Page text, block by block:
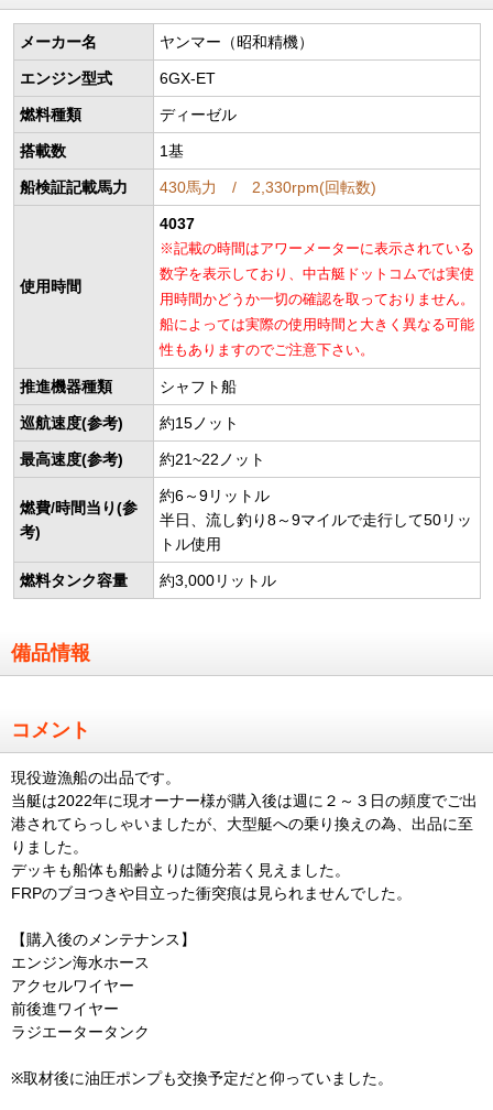
メーカー名 ヤンマー（昭和精機）
エンジン型式 6GX-ET
燃料種類 ディーゼル
搭載数 1基
船検証記載馬力 430馬力 / 2,330rpm(回転数)
使用時間
4037
※記載の時間はアワーメーターに表示されている
数字を表示しており、中古艇ドットコムでは実使
用時間かどうか一切の確認を取っておりません。
船によっては実際の使用時間と大きく異なる可能
性もありますのでご注意下さい。
推進機器種類 シャフト船
巡航速度(参考) 約15ノット
最高速度(参考) 約21~22ノット
燃費/時間当り(参
考)
約6～9リットル
半日、流し釣り8～9マイルで走行して50リッ
トル使用
燃料タンク容量 約3,000リットル
備品情報
コメント
現役遊漁船の出品です。
当艇は2022年に現オーナー様が購入後は週に２～３日の頻度でご出
港されてらっしゃいましたが、大型艇への乗り換えの為、出品に至
りました。
デッキも船体も船齢よりは随分若く見えました。
FRPのブヨつきや目立った衝突痕は見られませんでした。
【購入後のメンテナンス】
エンジン海水ホース
アクセルワイヤー
前後進ワイヤー
ラジエータータンク
※取材後に油圧ポンプも交換予定だと仰っていました。